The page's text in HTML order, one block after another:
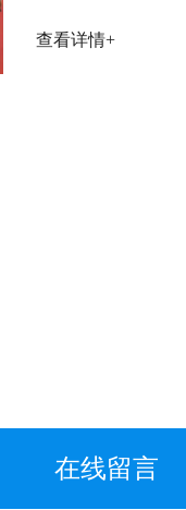
国际机械五金
查看详情+
在线留言